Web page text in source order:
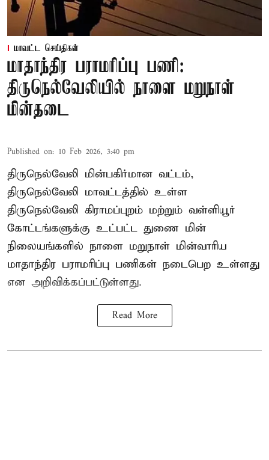
மாவட்ட செய்திகள்
மாதாந்திர பராமரிப்பு பணி:
திருநெல்வேலியில் நாளை மறுநாள்
மின்தடை
Published on: 10 Feb 2026, 3:40 pm
திருநெல்வேலி மின்பகிர்மான வட்டம்,
திருநெல்வேலி மாவட்டத்தில் உள்ள
திருநெல்வேலி கிராமப்புறம் மற்றும் வள்ளியூர்
கோட்டங்களுக்கு உட்பட்ட துணை மின்
நிலையங்களில் நாளை மறுநாள் மின்வாரிய
மாதாந்திர பராமரிப்பு பணிகள் நடைபெற உள்ளது
என அறிவிக்கப்பட்டுள்ளது.
Read More